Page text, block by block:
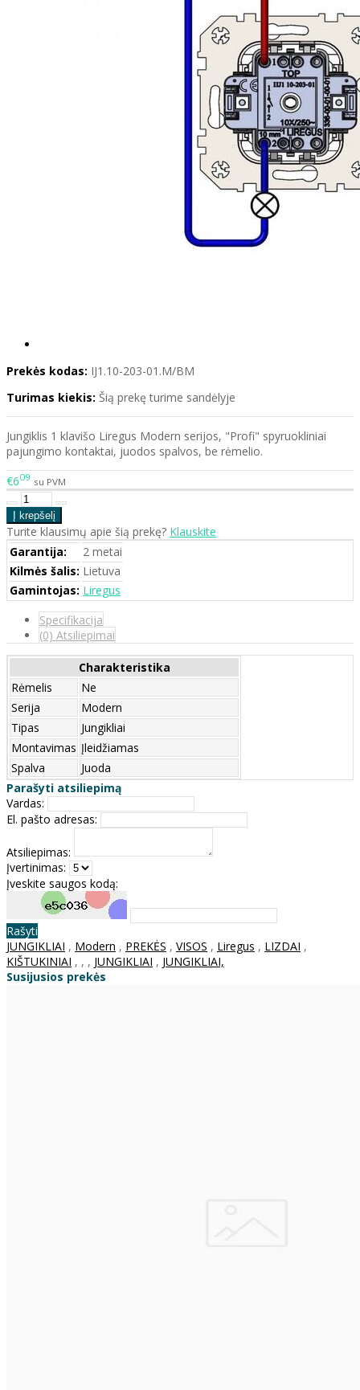
Prekės kodas: IJ1.10-203-01.M/BM
Turimas kiekis: Šią prekę turime sandėlyje
Jungiklis 1 klavišo Liregus Modern serijos, "Profi" spyruokliniai
pajungimo kontaktai, juodos spalvos, be rėmelio.
€609 su PVM
Turite klausimų apie šią prekę? Klauskite
Garantija:
2 metai
Kilmės šalis: Lietuva
Gamintojas: Liregus
Specifikacija
(0) Atsiliepimai
Charakteristika
Rėmelis
Ne
Serija
Modern
Tipas
Jungikliai
Montavimas Įleidžiamas
Spalva
Juoda
Parašyti atsiliepimą
Vardas:
El. pašto adresas:
Atsiliepimas:
Įvertinimas:
Įveskite saugos kodą:
Rašyti
JUNGIKLIAI , Modern , PREKĖS , VISOS , Liregus , LIZDAI ,
KIŠTUKINIAI , , , JUNGIKLIAI , JUNGIKLIAI,
Susijusios prekės